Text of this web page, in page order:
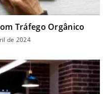
Tráfego Orgânico
de 2024